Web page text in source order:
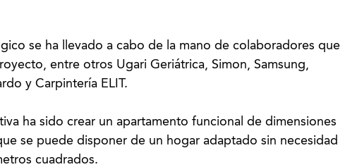
se ha llevado a cabo de la mano de colaboradores que
entre otros Ugari Geriátrica, Simon, Samsung,
y Carpintería ELIT.
ha sido crear un apartamento funcional de dimensiones
se puede disponer de un hogar adaptado sin necesidad
cuadrados.